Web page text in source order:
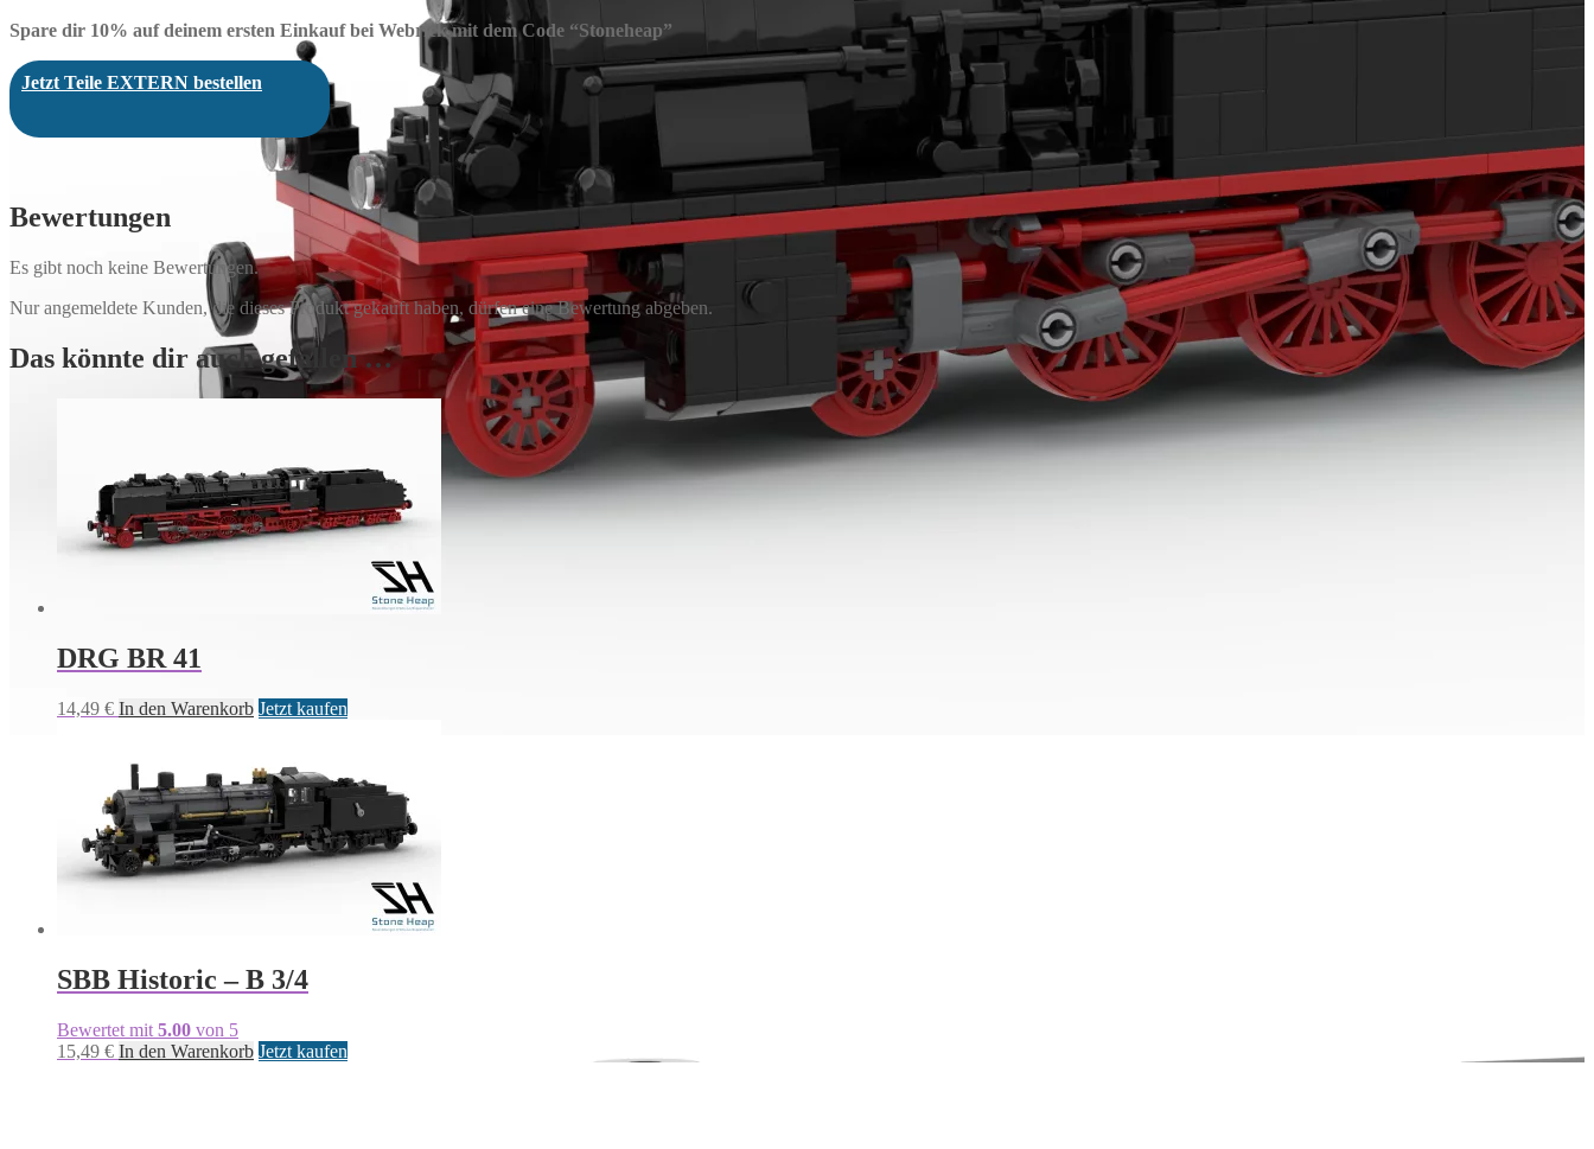
Spare dir 10% auf deinem ersten Einkauf bei Webrick mit dem Code “Stoneheap”
Jetzt Teile EXTERN bestellen
Bewertungen
Es gibt noch keine Bewertungen.
Nur angemeldete Kunden, die dieses Produkt gekauft haben, dürfen eine Bewertung abgeben.
Das könnte dir auch gefallen …
DRG BR 41
14,49 € In den Warenkorb Jetzt kaufen
SBB Historic – B 3/4
Bewertet mit 5.00 von 5
15,49 € In den Warenkorb Jetzt kaufen